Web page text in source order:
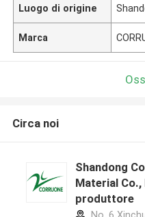
Luogo di origine
Marca
Circa noi
Shandong
Material
produttore